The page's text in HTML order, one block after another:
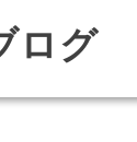
ログ